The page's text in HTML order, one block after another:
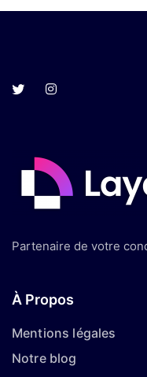
Partenaire de votre
À Propos
Mentions légales
Notre blog